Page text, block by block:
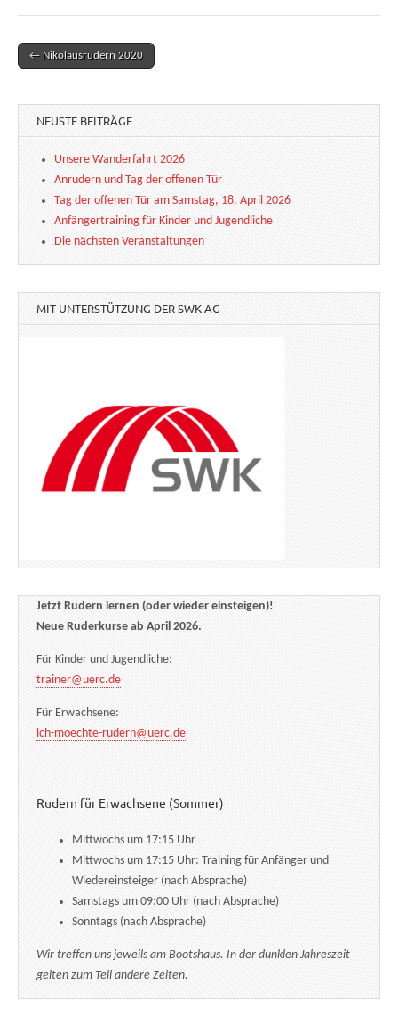
Post navigation
← Nikolausrudern 2020
NEUSTE BEITRÄGE
Unsere Wanderfahrt 2026
Anrudern und Tag der offenen Tür
Tag der offenen Tür am Samstag, 18. April 2026
Anfängertraining für Kinder und Jugendliche
Die nächsten Veranstaltungen
MIT UNTERSTÜTZUNG DER SWK AG
Jetzt Rudern lernen (oder wieder einsteigen)!
Neue Ruderkurse ab April 2026.
Für Kinder und Jugendliche:
trainer@uerc.de
Für Erwachsene:
ich-moechte-rudern@uerc.de
Rudern für Erwachsene (Sommer)
Mittwochs um 17:15 Uhr
Mittwochs um 17:15 Uhr: Training für Anfänger und
Wiedereinsteiger (nach Absprache)
Samstags um 09:00 Uhr (nach Absprache)
Sonntags (nach Absprache)
Wir treffen uns jeweils am Bootshaus. In der dunklen Jahreszeit
gelten zum Teil andere Zeiten.